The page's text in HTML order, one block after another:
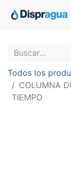
Todos los
COLUMNA
TIEMPO